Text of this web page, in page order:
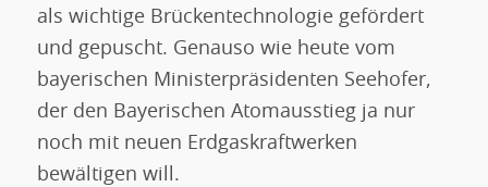
als wichtige Brückentechnologie gefördert
und gepuscht. Genauso wie heute vom
bayerischen Ministerpräsidenten Seehofer,
der den Bayerischen Atomausstieg ja nur
noch mit neuen Erdgaskraftwerken
bewältigen will.